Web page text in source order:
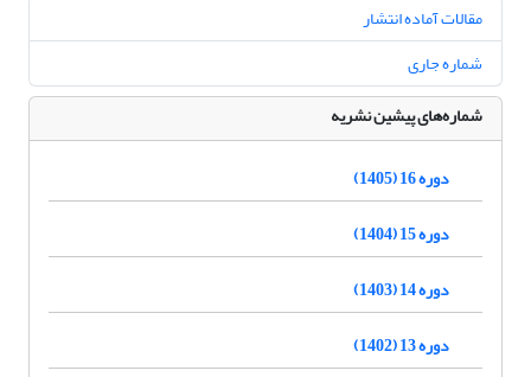
مقالات آماده انتشار
شماره جاری
شماره‌های پیشین نشریه
دوره 16 (1405)
دوره 15 (1404)
دوره 14 (1403)
دوره 13 (1402)